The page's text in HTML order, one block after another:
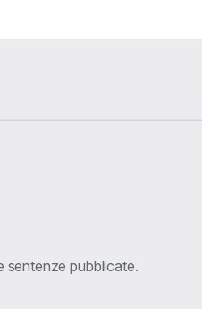
sentenze pubblicate.